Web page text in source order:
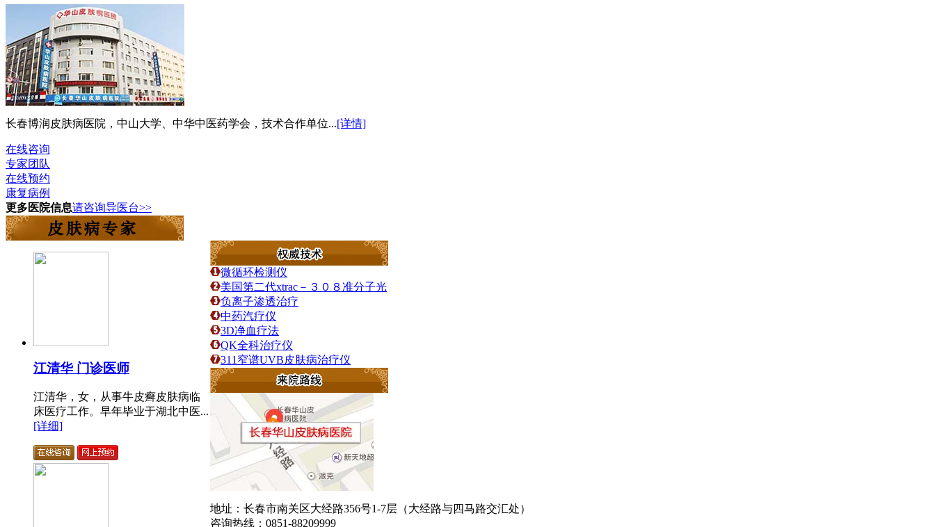
长春博润皮肤病医院，中山大学、中华中医药学会，技术合作单位...[详情]
在线咨询
专家团队
在线预约
康复病例
更多医院信息请咨询导医台>>
江清华 门诊医师
江清华，女，从事牛皮癣皮肤病临
床医疗工作。早年毕业于湖北中医...
[详细]
微循环检测仪
美国第二代xtrac－３０８准分子光
负离子渗透治疗
中药汽疗仪
3D净血疗法
QK全科治疗仪
311窄谱UVB皮肤病治疗仪
地址：长春市南关区大经路356号1-7层（大经路与四马路交汇处）
咨询热线：0851-88209999